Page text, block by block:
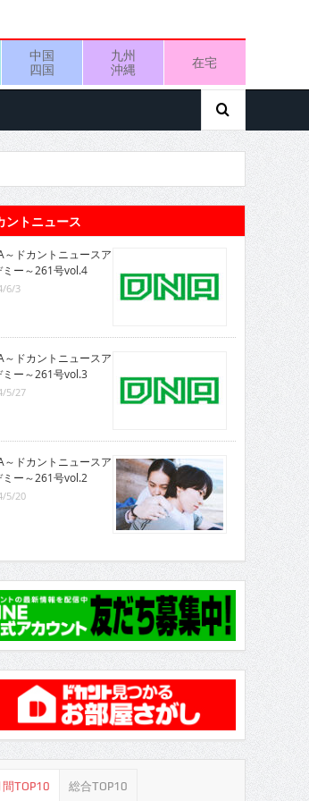
中国
四国
九州
沖縄
在宅
ントニュース
～ドカントニュースア
ミー～261号vol.4
6/3
～ドカントニュースア
ミー～261号vol.3
5/27
～ドカントニュースア
ミー～261号vol.2
5/20
間TOP10 総合TOP10